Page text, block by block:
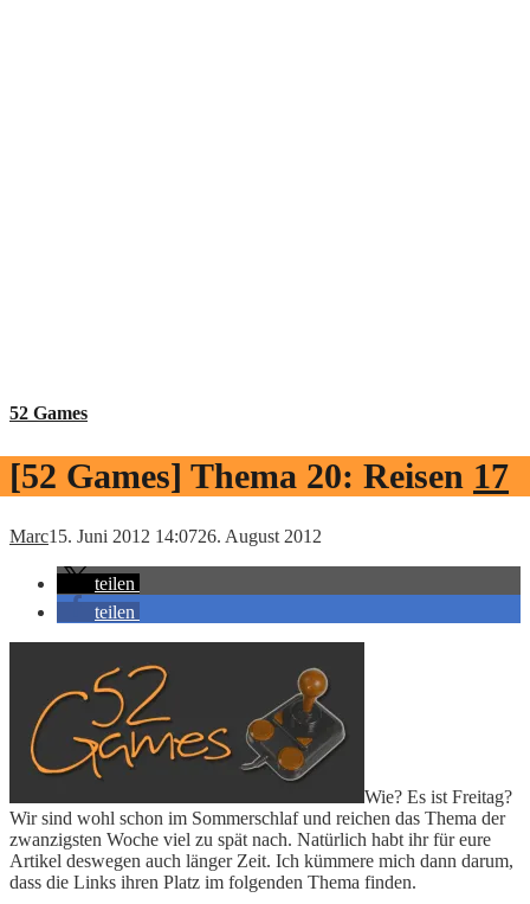
52 Games
[52 Games] Thema 20: Reisen 17
Marc15. Juni 2012 14:0726. August 2012
teilen
teilen
Wie? Es ist Freitag?
Wir sind wohl schon im Sommerschlaf und reichen das Thema der
zwanzigsten Woche viel zu spät nach. Natürlich habt ihr für eure
Artikel deswegen auch länger Zeit. Ich kümmere mich dann darum,
dass die Links ihren Platz im folgenden Thema finden.